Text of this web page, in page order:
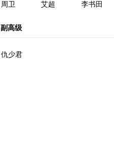
周卫 艾超 李书田
副高级
仇少君